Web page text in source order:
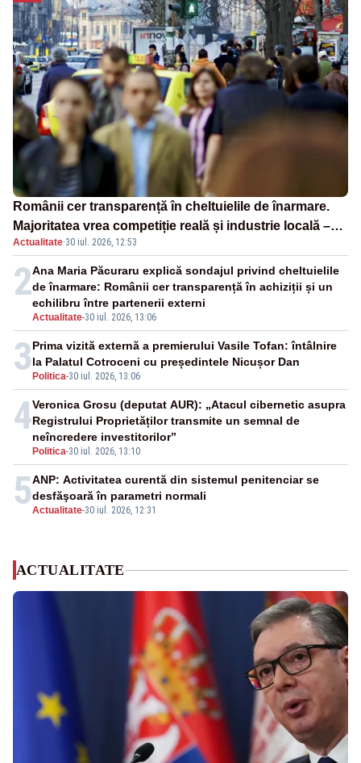
Românii cer transparență în cheltuielile de înarmare.
Majoritatea vrea competiție reală și industrie locală –
SONDAJ
Actualitate·30 iul. 2026, 12:53
2
Actualitate-30 iul. 2026, 13:06
Ana Maria Păcuraru explică sondajul privind cheltuielile
de înarmare: Românii cer transparență în achiziții și un
echilibru între partenerii externi
3 Politica-30 iul. 2026, 13:06
Prima vizită externă a premierului Vasile Tofan: întâlnire
la Palatul Cotroceni cu președintele Nicușor Dan
4
Politica-30 iul. 2026, 13:10
Veronica Grosu (deputat AUR): „Atacul cibernetic asupra
Registrului Proprietăților transmite un semnal de
neîncredere investitorilor”
5Actualitate-30 iul. 2026, 12:31
ANP: Activitatea curentă din sistemul penitenciar se
desfăşoară în parametri normali
ACTUALITATE